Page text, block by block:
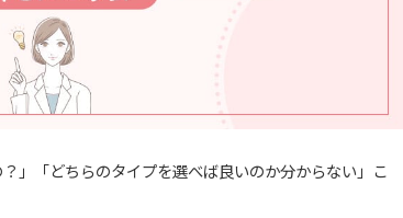
」「どちらのタイプを選べば良いのか分からない」こ